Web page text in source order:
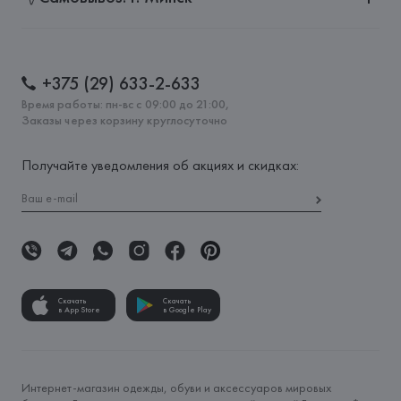
+375 (29) 633-2-633
Время работы: пн-вс с 09:00 до 21:00,
Заказы через корзину круглосуточно
Получайте уведомления об акциях и скидках:
Скачать
в App Store
Скачать
в Google Play
Интернет-магазин одежды, обуви и аксессуаров мировых